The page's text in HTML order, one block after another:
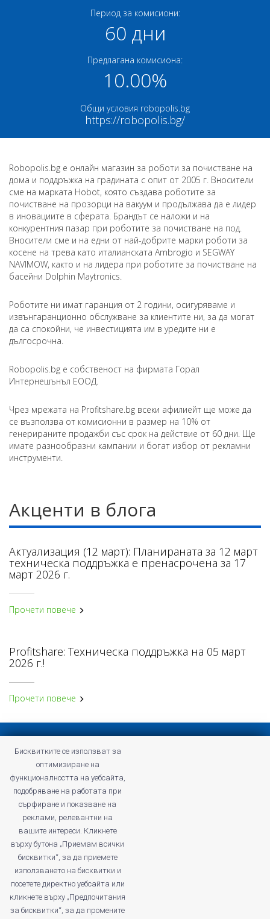
Период за комисиони:
60 дни
Предлагана комисиона:
10.00%
Общи условия robopolis.bg
https://robopolis.bg/
Robopolis.bg е онлайн магазин за роботи за почистване на
дома и поддръжка на градината с опит от 2005 г. Вносители
сме на марката Hobot, която създава роботите за
почистване на прозорци на вакуум и продължава да е лидер
в иновациите в сферата. Брандът се наложи и на
конкурентния пазар при роботите за почистване на под.
Вносители сме и на едни от най-добрите марки роботи за
косене на трева като италианската Ambrogio и SEGWAY
NAVIMOW, както и на лидера при роботите за почистване на
басейни Dolphin Maytronics.
Роботите ни имат гаранция от 2 години, осигуряваме и
извънгаранционно обслужване за клиентите ни, за да могат
да са спокойни, че инвестицията им в уредите ни е
дългосрочна.
Robopolis.bg e собственост на фирмата Горал
Интернешънъл ЕООД.
Чрез мрежата на Profitshare.bg всеки афилиейт ще може да
се възползва от комисионни в размер на 10% от
генерираните продажби със срок на действие от 60 дни. Ще
имате разнообразни кампании и богат избор от рекламни
инструменти.
Акценти в блога
Актуализация (12 март): Планираната за 12 март
техническа поддръжка е пренасрочена за 17
март 2026 г.
Прочети повече
Profitshare: Техническа поддръжка на 05 март
2026 г.!
Прочети повече
Общи условия на Profitshare
Често задавани въпроси
Конфиденциална политика
profitshare.ro
profitshare.bg
© 2026Кънвършън Маркетинг ЕООД
Бисквитките се използват за
оптимизиране на
функционалността на уебсайта,
подобряване на работата при
сърфиране и показване на
реклами, релевантни на
вашите интереси. Кликнете
върху бутона „Приемам всички
бисквитки“, за да приемете
използването на бисквитки и
посетете директно уебсайта или
кликнете върху „Предпочитания
за бисквитки“, за да промените